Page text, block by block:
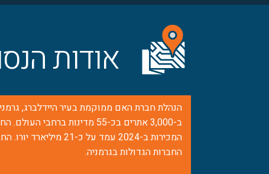
אודות
ב-3,000 אתרים בכ-55 מדינות
החברות הגדולות בגרמניה.